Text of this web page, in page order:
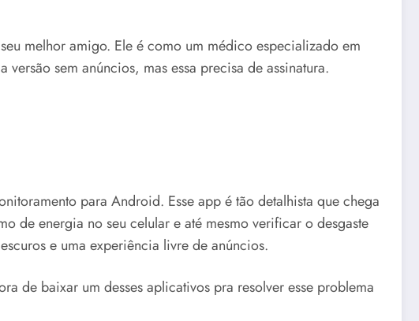
melhor amigo. Ele é como um médico especializado em
sem anúncios, mas essa precisa de assinatura.
para Android. Esse app é tão detalhista que chega
de energia no seu celular e até mesmo verificar o desgaste
e uma experiência livre de anúncios.
de baixar um desses aplicativos pra resolver esse problema